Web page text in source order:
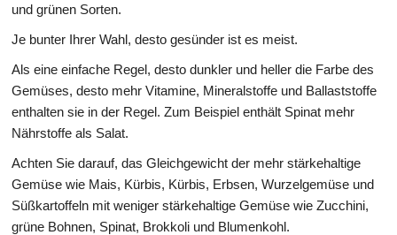
und grünen Sorten.
Je bunter Ihrer Wahl, desto gesünder ist es meist.
Als eine einfache Regel, desto dunkler und heller die Farbe des
Gemüses, desto mehr Vitamine, Mineralstoffe und Ballaststoffe
enthalten sie in der Regel. Zum Beispiel enthält Spinat mehr
Nährstoffe als Salat.
Achten Sie darauf, das Gleichgewicht der mehr stärkehaltige
Gemüse wie Mais, Kürbis, Kürbis, Erbsen, Wurzelgemüse und
Süßkartoffeln mit weniger stärkehaltige Gemüse wie Zucchini,
grüne Bohnen, Spinat, Brokkoli und Blumenkohl.